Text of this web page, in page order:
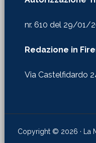
nr. 610 del 29/01/
Redazione in
Via Castelfidardo
Copyright © 2026 · La